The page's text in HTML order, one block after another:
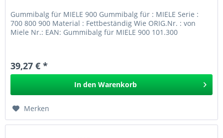
Gummibalg für MIELE 900 Gummibalg für : MIELE Serie :
700 800 900 Material : Fettbeständig Wie ORIG.Nr. : von
Miele Nr.: EAN: Gummibalg für MIELE 900 101.300
39,27 € *
In den Warenkorb
Merken